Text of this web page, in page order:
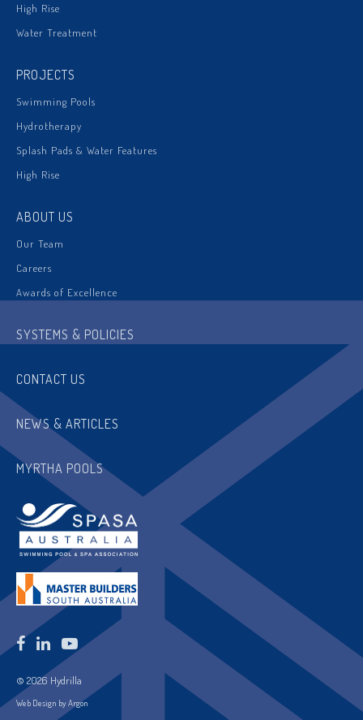
High Rise
Water Treatment
PROJECTS
Swimming Pools
Hydrotherapy
Splash Pads & Water Features
High Rise
ABOUT US
Our Team
Careers
Awards of Excellence
SYSTEMS & POLICIES
CONTACT US
NEWS & ARTICLES
MYRTHA POOLS
© 2026 Hydrilla
Web Design by Argon